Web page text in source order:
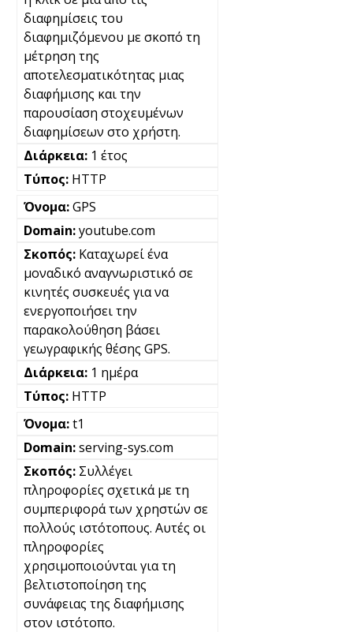
διαφημίσεις του
διαφημιζόμενου με σκοπό τη
μέτρηση της
αποτελεσματικότητας μιας
διαφήμισης και την
παρουσίαση στοχευμένων
διαφημίσεων στο χρήστη.
1 έτος
HTTP
GPS
youtube.com
Καταχωρεί ένα
μοναδικό αναγνωριστικό σε
κινητές συσκευές για να
ενεργοποιήσει την
παρακολούθηση βάσει
γεωγραφικής θέσης GPS.
1 ημέρα
HTTP
t1
serving-sys.com
Συλλέγει
πληροφορίες σχετικά με τη
συμπεριφορά των χρηστών σε
πολλούς ιστότοπους. Αυτές οι
πληροφορίες
χρησιμοποιούνται για τη
βελτιστοποίηση της
συνάφειας της διαφήμισης
στον ιστότοπο.